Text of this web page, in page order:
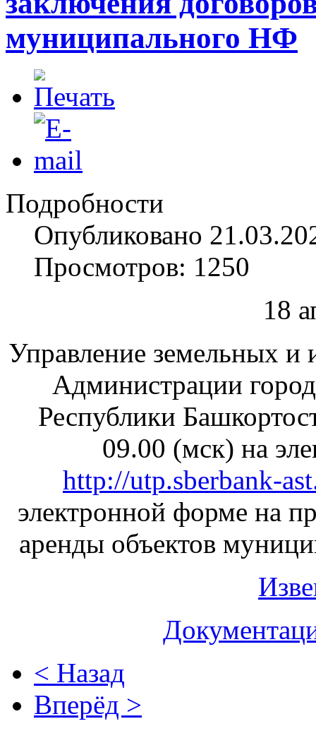
муниципального НФ
Подробности
Опубликовано
Просмотров: 1250
18
Управление земельных
Администрации
Республики
09.00 (мск) на
http://utp.sberbank-
электронной форме на
аренды объектов
< Назад
Вперёд >